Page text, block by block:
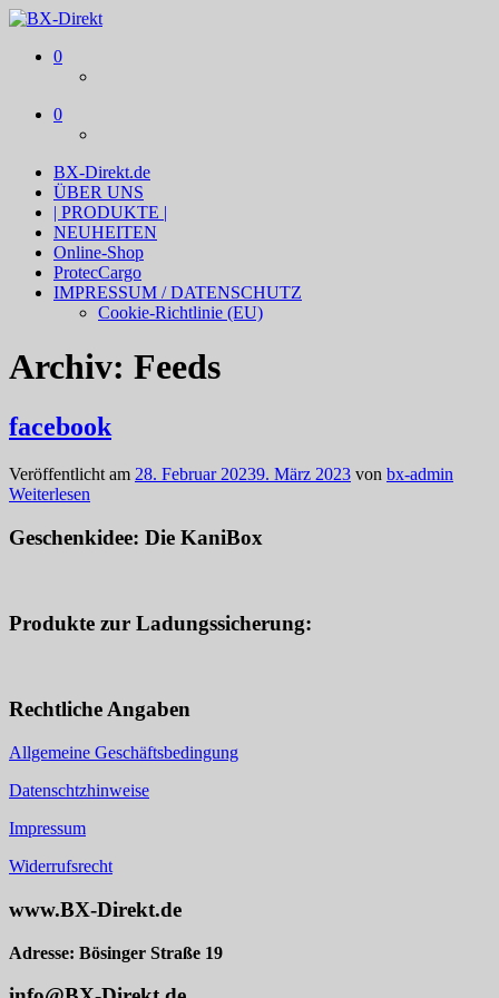
BX-Direkt
Produktideen und Online-Marketing
0
0
BX-Direkt.de
ÜBER UNS
| PRODUKTE |
NEUHEITEN
Online-Shop
ProtecCargo
IMPRESSUM / DATENSCHUTZ
Cookie-Richtlinie (EU)
Archiv: Feeds
facebook
Veröffentlicht am 28. Februar 20239. März 2023 von bx-admin
Weiterlesen
Geschenkidee: Die KaniBox
Produkte zur Ladungssicherung:
Rechtliche Angaben
Allgemeine Geschäftsbedingung
Datenschtzhinweise
Impressum
Widerrufsrecht
www.BX-Direkt.de
Adresse: Bösinger Straße 19